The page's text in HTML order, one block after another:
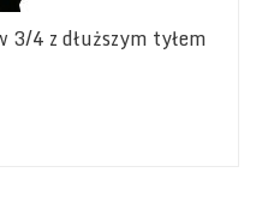
4 z dłuższym tyłem